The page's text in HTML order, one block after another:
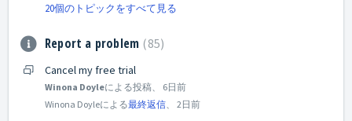
20個のトピックをすべて見る
Report a problem 85
Cancel my free trial
Winona Doyleによる投稿、 6日前
Winona Doyleによる最終返信 2日前